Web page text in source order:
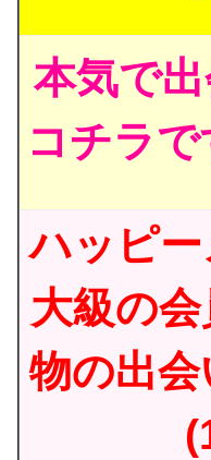
本気で
コチラ
ハッピ
大級の
物の出会